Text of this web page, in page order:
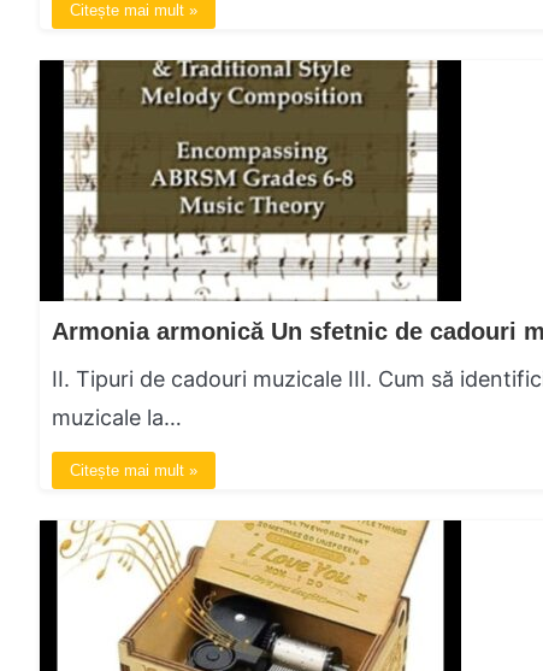
Citește mai mult »
II. Tipuri de cadouri muzicale III. Cum să
muzicale la…
Citește mai mult »